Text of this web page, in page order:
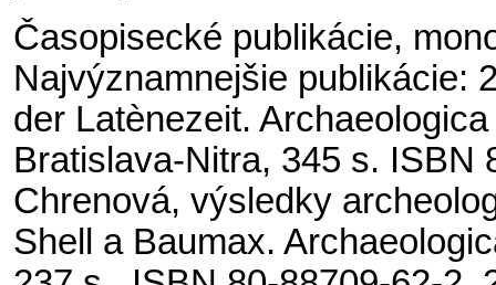
Časopisecké publikácie,
Najvýznamnejšie publikácie:
der Latènezeit.
Bratislava-Nitra, 345 s. ISBN
Chrenová, výsledky
Shell a Baumax.